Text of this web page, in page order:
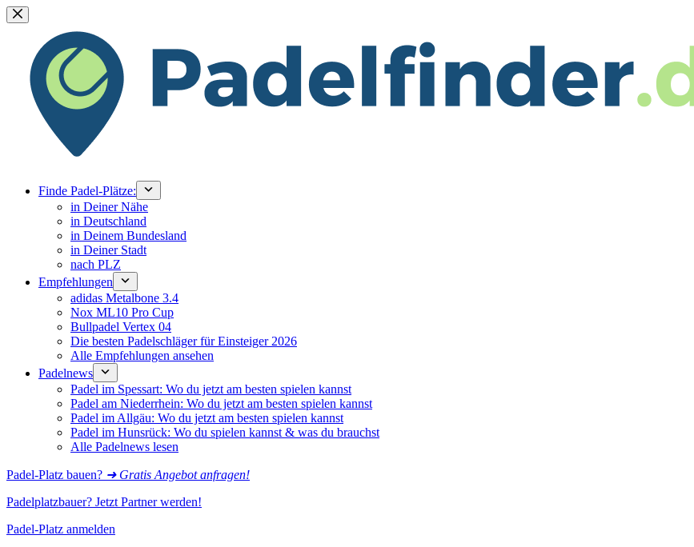
Zum
Inhalt
springen
Finde Padel-Plätze:
in Deiner Nähe
in Deutschland
in Deinem Bundesland
in Deiner Stadt
nach PLZ
Empfehlungen
adidas Metalbone 3.4
Nox ML10 Pro Cup
Bullpadel Vertex 04
Die besten Padelschläger für Einsteiger 2026
Alle Empfehlungen ansehen
Padelnews
Padel im Spessart: Wo du jetzt am besten spielen kannst
Padel am Niederrhein: Wo du jetzt am besten spielen kannst
Padel im Allgäu: Wo du jetzt am besten spielen kannst
Padel im Hunsrück: Wo du spielen kannst & was du brauchst
Alle Padelnews lesen
Padel-Platz bauen? ➜ Gratis Angebot anfragen!
Padelplatzbauer? Jetzt Partner werden!
Padel-Platz anmelden